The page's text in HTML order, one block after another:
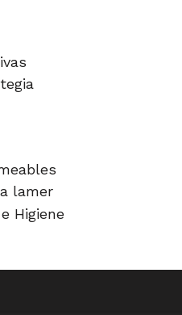
lamer
Higiene